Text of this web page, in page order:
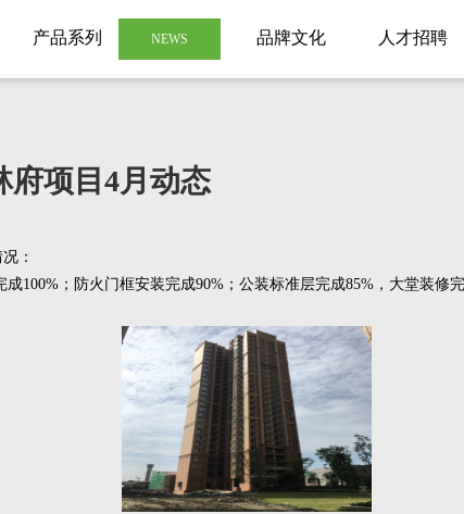
产品系列 NEWS 品牌文化 人才招聘
府项目4月动态
：
成100%；防火门框安装完成90%；公装标准层完成85%，大堂装修